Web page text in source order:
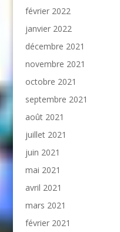
février 2022
janvier 2022
décembre 2021
novembre 2021
octobre 2021
septembre 2021
août 2021
juillet 2021
juin 2021
mai 2021
avril 2021
mars 2021
février 2021